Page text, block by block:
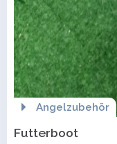
Angelzubehör
Futterboot